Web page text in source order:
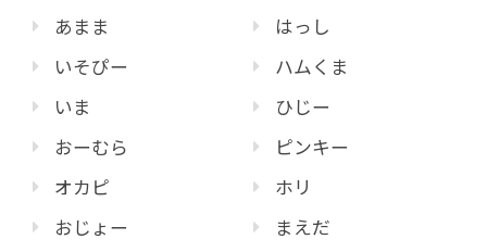
あまま
いそぴー
いま
おーむら
オカピ
おじょー
はっし
ハムくま
ひじー
ピンキー
ホリ
まえだ